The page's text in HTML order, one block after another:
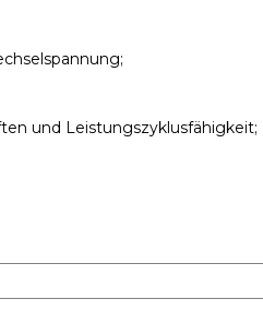
und Leistungszyklusfähigkeit;